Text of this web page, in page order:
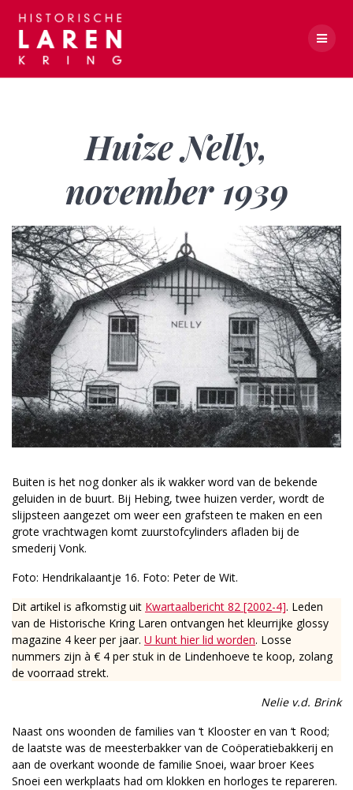
Huize Nelly,
november 1939
Buiten is het nog donker als ik wakker word van de bekende
geluiden in de buurt. Bij Hebing, twee huizen verder, wordt de
slijpsteen aangezet om weer een grafsteen te maken en een
grote vrachtwagen komt zuurstofcylinders afladen bij de
smederij Vonk.
Foto: Hendrikalaantje 16. Foto: Peter de Wit.
Dit artikel is afkomstig uit Kwartaalbericht 82 [2002-4]. Leden
van de Historische Kring Laren ontvangen het kleurrijke glossy
magazine 4 keer per jaar. U kunt hier lid worden. Losse
nummers zijn à € 4 per stuk in de Lindenhoeve te koop, zolang
de voorraad strekt.
Nelie v.d. Brink
Naast ons woonden de families van ‘t Klooster en van ‘t Rood;
de laatste was de meesterbakker van de Coöperatiebakkerij en
aan de overkant woonde de familie Snoei, waar broer Kees
Snoei een werkplaats had om klokken en horloges te repareren.